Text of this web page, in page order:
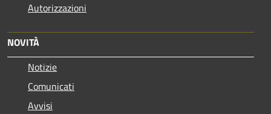
Autorizzazioni
NOVITÀ
Notizie
Comunicati
Avvisi